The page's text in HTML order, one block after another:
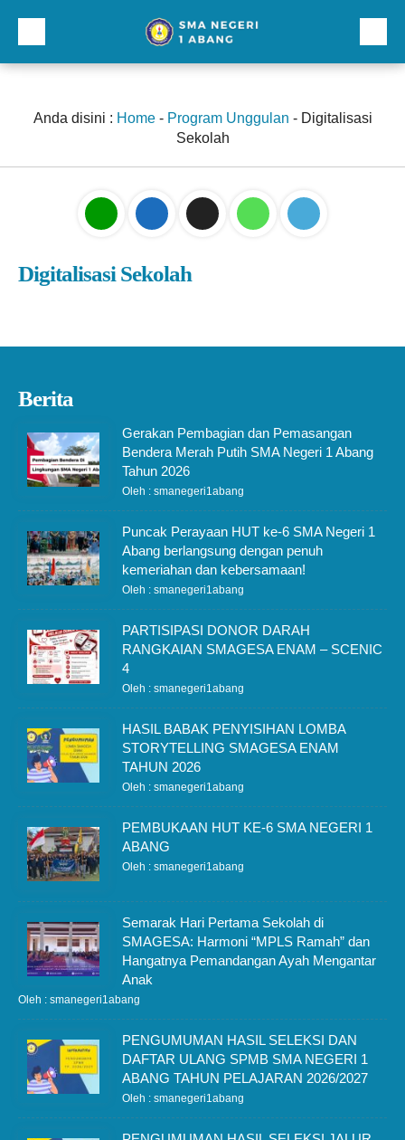
Profil
Kurikulum dan Kesiswaan
Anda disini : Home- Program Unggulan - Digitalisasi
Sekolah
Digitalisasi Sekolah
Berita
Gerakan Pembagian dan Pemasangan
Bendera Merah Putih SMA Negeri 1 Abang
Tahun 2026
Oleh : smanegeri1abang
Puncak Perayaan HUT ke-6 SMA Negeri 1
Abang berlangsung dengan penuh
kemeriahan dan kebersamaan!
Oleh : smanegeri1abang
PARTISIPASI DONOR DARAH
RANGKAIAN SMAGESA ENAM – SCENIC
4
Oleh : smanegeri1abang
HASIL BABAK PENYISIHAN LOMBA
STORYTELLING SMAGESA ENAM
TAHUN 2026
Oleh : smanegeri1abang
PEMBUKAAN HUT KE-6 SMA NEGERI 1
ABANG
Oleh : smanegeri1abang
Semarak Hari Pertama Sekolah di
SMAGESA: Harmoni “MPLS Ramah” dan
Hangatnya Pemandangan Ayah Mengantar
Anak
Oleh : smanegeri1abang
PENGUMUMAN HASIL SELEKSI DAN
DAFTAR ULANG SPMB SMA NEGERI 1
ABANG TAHUN PELAJARAN 2026/2027
Oleh : smanegeri1abang